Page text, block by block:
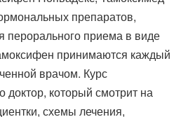
препаратов,
перорального приема в виде
принимаются каждый
врачом. Курс
доктор, который смотрит на
схемы лечения,